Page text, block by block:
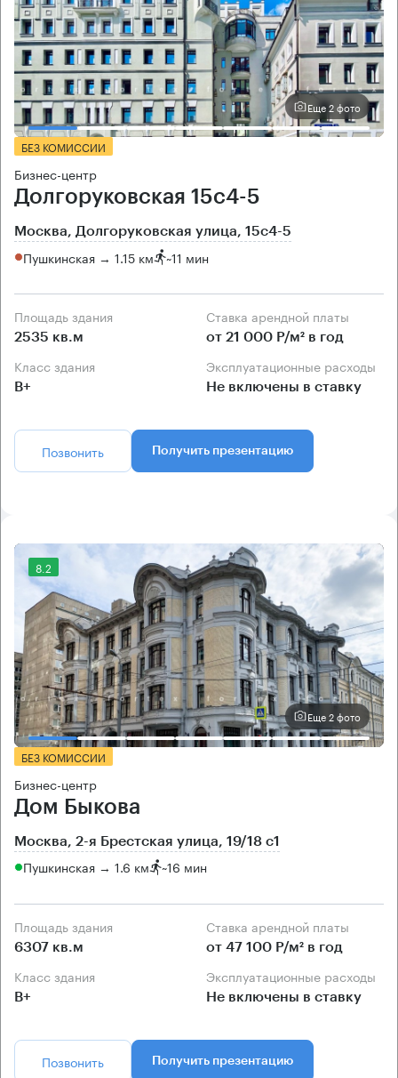
Еще 2 фото
БЕЗ КОМИССИИ
Бизнес-центр
Долгоруковская 15с4-5
Москва, Долгоруковская улица, 15с4-5
Пушкинская → 1.15 км ~11 мин
Площадь здания
2535 кв.м
Ставка арендной платы
от 21 000 Р/м² в год
Класс здания
B+
Эксплуатационные расходы
Не включены в ставку
Позвонить Получить презентацию
8.2
Еще 2 фото
БЕЗ КОМИССИИ
Бизнес-центр
Дом Быкова
Москва, 2-я Брестская улица, 19/18 с1
Пушкинская → 1.6 км ~16 мин
Площадь здания
6307 кв.м
Ставка арендной платы
от 47 100 Р/м² в год
Класс здания
B+
Эксплуатационные расходы
Не включены в ставку
Позвонить Получить презентацию